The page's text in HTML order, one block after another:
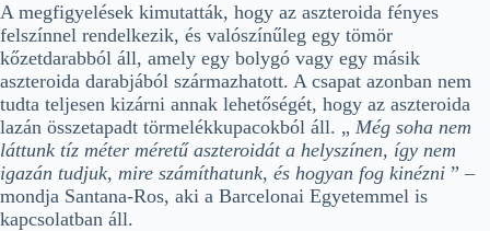
A megfigyelések kimutatták, hogy az aszteroida fényes
felszínnel rendelkezik, és valószínűleg egy tömör
kőzetdarabból áll, amely egy bolygó vagy egy másik
aszteroida darabjából származhatott. A csapat azonban nem
tudta teljesen kizárni annak lehetőségét, hogy az aszteroida
lazán összetapadt törmelékkupacokból áll. „ Még soha nem
láttunk tíz méter méretű aszteroidát a helyszínen, így nem
igazán tudjuk, mire számíthatunk, és hogyan fog kinézni ” –
mondja Santana-Ros, aki a Barcelonai Egyetemmel is
kapcsolatban áll.